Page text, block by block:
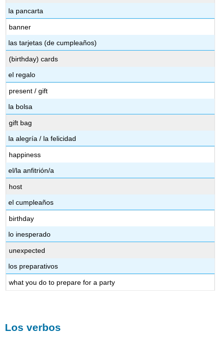
la pancarta
banner
las tarjetas (de cumpleaños)
(birthday) cards
el regalo
present / gift
la bolsa
gift bag
la alegría / la felicidad
happiness
el/la anfitrión/a
host
el cumpleaños
birthday
lo inesperado
unexpected
los preparativos
what you do to prepare for a party
Los verbos